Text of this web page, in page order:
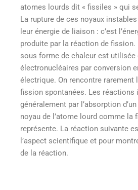
atomes lourds dit « fissiles » qui
La rupture de ces noyaux
leur énergie de liaison : c’est
produite par la réaction de fission.
sous forme de chaleur est utilisée
électronucléaires par conversion
électrique. On rencontre rarement
fission spontanées. Les réactions
généralement par l’absorption
noyau de l’atome lourd comme la
représente. La réaction suivante
l’aspect scientifique et pour
de la réaction.